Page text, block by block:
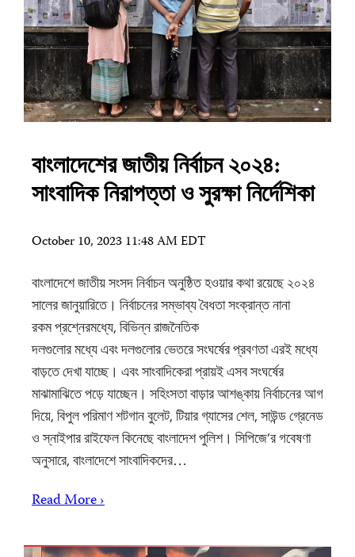
বাংলাদেশের জাতীয় নির্বাচন ২০২৪:
সাংবাদিক নিরাপত্তা ও সুরক্ষা নির্দেশিকা
October 10, 2023 11:48 AM EDT
বাংলাদেশে জাতীয় সংসদ নির্বাচন অনুষ্ঠিত হওয়ার কথা রয়েছে ২০২৪
সালের জানুয়ারিতে। নির্বাচনের সম্ভাব্য বৈধতা সংক্রান্ত নানা
রকম প্রশ্নেরমধ্যে, বিভিন্ন রাজনৈতিক
দলগুলোর মধ্যে এবং দলগুলোর ভেতরে সংঘর্ষের প্রবণতা এরই মধ্যে
বাড়তে দেখা যাচ্ছে। এবং সাংবাদিকেরা প্রায়ই এসব সংঘর্ষের
মাঝামাঝিতে পড়ে যাচ্ছেন। সহিংসতা বাড়ার আশঙ্কায় নির্বাচনের আগ
দিয়ে, বিপুল পরিমাণ শটগান বুলেট, টিয়ার গ্যাসের শেল, সাউন্ড গ্রেনেড
ও স্নাইপার রাইফেল কিনেছে বাংলাদেশ পুলিশ। সিপিজে’র গবেষণা
অনুসারে, বাংলাদেশে সাংবাদিকদের…
Read More ›